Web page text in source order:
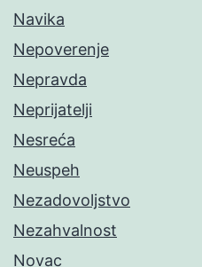
Navika
Nepoverenje
Nepravda
Neprijatelji
Nesreća
Neuspeh
Nezadovoljstvo
Nezahvalnost
Novac